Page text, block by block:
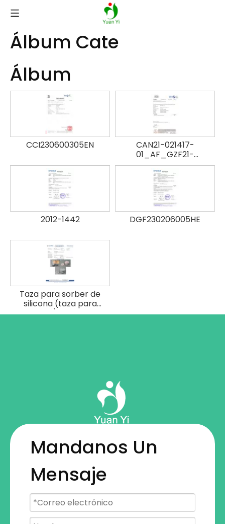
Álbum Cate
Álbum
CCI230600305EN
CAN21-021417-
01_AF_GZF21-
003076_F
2012-1442 DGF230206005HE
Taza para sorber de
silicona (taza para
refrigerios)_CPSIA_Eurofins
Mandanos Un
Mensaje